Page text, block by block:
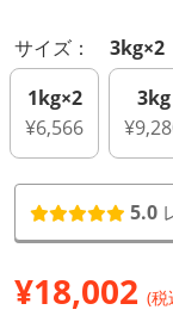
サイズ： 3kg×2
1kg×2
¥6,566
3kg
5.0
¥18,002 (税